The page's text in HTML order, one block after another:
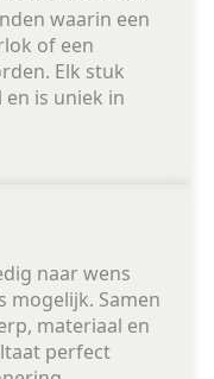
waarin een
of een
Elk stuk
is uniek in
naar wens
mogelijk. Samen
materiaal en
perfect